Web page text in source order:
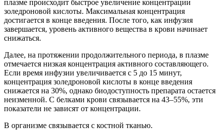
плазме происходит быстрое увеличение концентрации
золедроновой кислоты. Максимальная концентрация
достигается в конце введения. После того, как инфузия
завершается, уровень активного вещества в крови начинает
снижаться.
Далее, на протяжении продолжительного периода, в плазме
отмечается низкая концентрация активного составляющего.
Если время инфузии увеличивается с 5 до 15 минут,
концентрация золедроновой кислоты в конце введения
снижается на 30%, однако биодоступность препарата остается
неизменной. С белками крови связывается на 43–55%, эти
показатели не зависят от концентрации.
В организме связывается с костной тканью.